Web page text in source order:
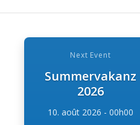
Next Event
Summervakanz
2026
10. août 2026 - 00h00